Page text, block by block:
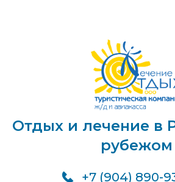
Отдых и лечение в
рубежом
+7 (904) 890-